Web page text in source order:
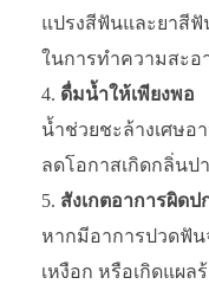
แปรงสีฟันและยาสีฟั
ในการทำความสะอ
ดื่มน้ำให้เพียงพอ
น้ำช่วยชะล้างเศษอ
ลดโอกาสเกิดกลิ่นป
สังเกตอาการผิดป
หากมีอาการปวดฟั
เหงือก หรือเกิดแผ